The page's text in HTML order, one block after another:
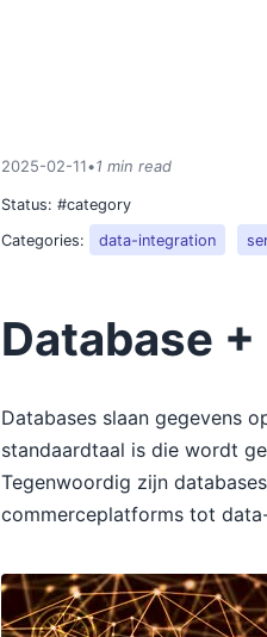
2025-02-11•1 min read
Status:#category
Categories:
data-integration
Database +
Databases slaan gegevens
standaardtaal is die wordt
Tegenwoordig zijn
commerceplatforms tot